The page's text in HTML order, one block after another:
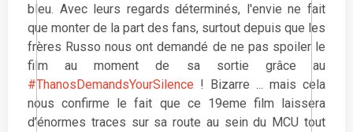
bleu. Avec leurs regards déterminés, l'envie ne fait
que monter de la part des fans, surtout depuis que les
frères Russo nous ont demandé de ne pas spoiler le
film au moment de sa sortie grâce au
#ThanosDemandsYourSilence ! Bizarre ... mais cela
nous confirme le fait que ce 19eme film laissera
d’énormes traces sur sa route au sein du MCU tout